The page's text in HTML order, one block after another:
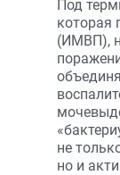
Под
которая
(ИМВП),
не
но и